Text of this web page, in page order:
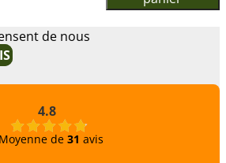
de nous
4.8
Moyenne de 31 avis